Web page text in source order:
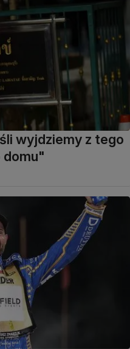
wyjdziemy z tego
domu"